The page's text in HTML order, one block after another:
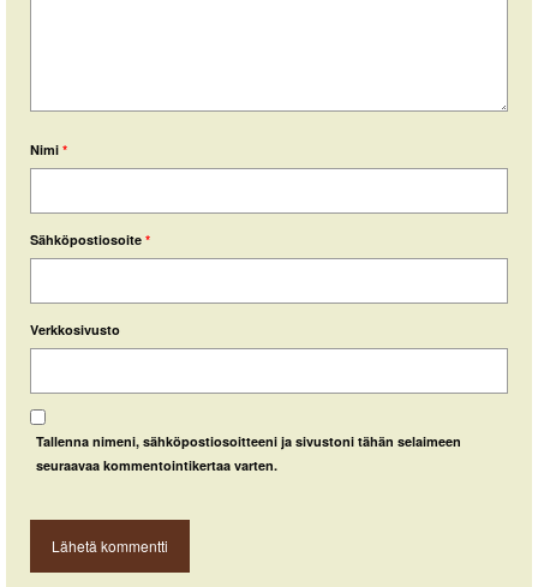
Nimi *
Sähköpostiosoite *
Verkkosivusto
Tallenna nimeni, sähköpostiosoitteeni ja sivustoni tähän selaimeen
seuraavaa kommentointikertaa varten.